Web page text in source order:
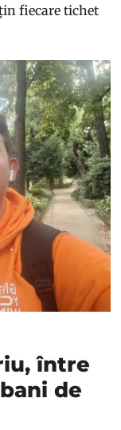
fiecare tichet
între
de